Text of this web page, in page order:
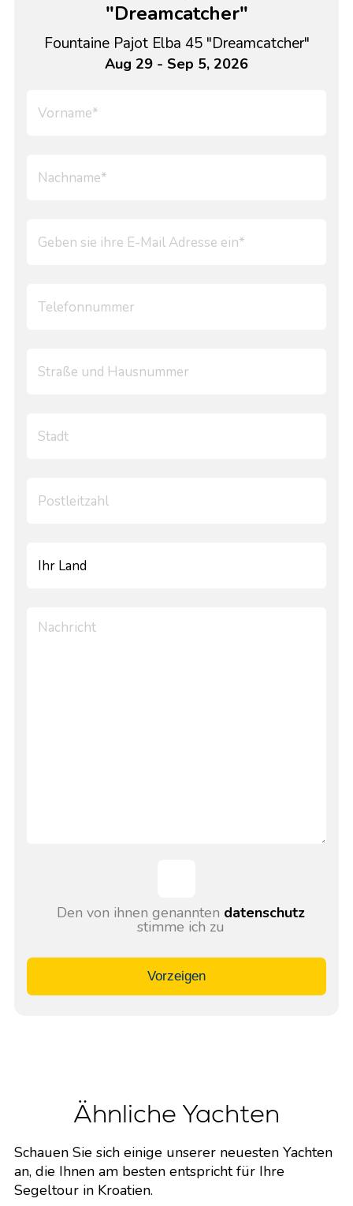
"Dreamcatcher"
Fountaine Pajot Elba 45 "Dreamcatcher"
Aug 29 - Sep 5, 2026
Den von ihnen genannten datenschutz
stimme ich zu
Vorzeigen
Ähnliche Yachten
Schauen Sie sich einige unserer neuesten Yachten
an, die Ihnen am besten entspricht für Ihre
Segeltour in Kroatien.